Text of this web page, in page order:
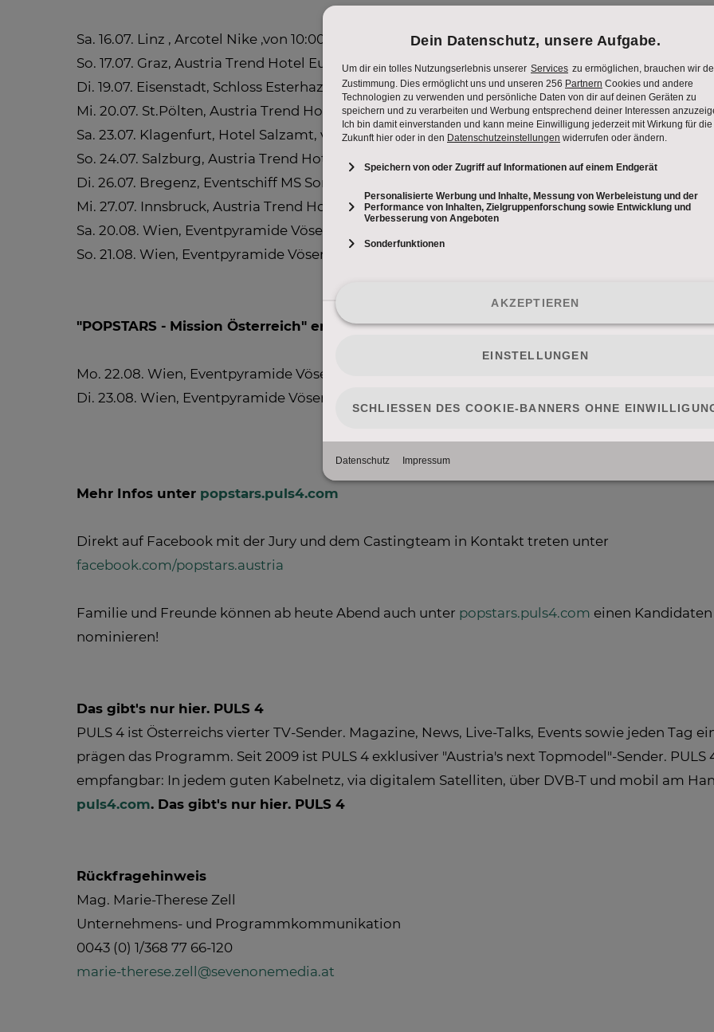
Sa. 16.07. Linz , Arcotel Nike ,von 10:00 bis 14:00 Uhr
So. 17.07. Graz, Austria Trend Hotel Europa , von 10:00 bis 14:00 Uhr
Di. 19.07. Eisenstadt, Schloss Esterhazy, von 10:00 bis 14:00 Uhr
Mi. 20.07. St.Pölten, Austria Trend Hotel, von 10:00 bis 14:00 Uhr
Sa. 23.07. Klagenfurt, Hotel Salzamt, von 10:00 bis 14:00 Uhr
So. 24.07. Salzburg, Austria Trend Hotel Salzburg West, von 10:00 bis 14:00 Uhr
Di. 26.07. Bregenz, Eventschiff MS Sonnenkönigin (Hafen Bregenz, liegend am Pier 3), von 10:00
Mi. 27.07. Innsbruck, Austria Trend Hotel Kongress, von 10:00 bis 14:00 Uhr
Sa. 20.08. Wien, Eventpyramide Vösendorf , von 10:00 bis 14:00 Uhr
So. 21.08. Wien, Eventpyramide Vösendorf , von 10:00 bis 14:00 Uhr
"POPSTARS - Mission Österreich" er große Recall
Mo. 22.08. Wien, Eventpyramide Vösendorf
Di. 23.08. Wien, Eventpyramide Vösendorf
Mehr Infos unter popstars.puls4.com
Direkt auf Facebook mit der Jury und dem Castingteam in Kontakt treten unter
facebook.com/popstars.austria
Familie und Freunde können ab heute Abend auch unter popstars.puls4.com einen Kandidaten
nominieren!
Das gibt's nur hier. PULS 4
PULS 4 ist Österreichs vierter TV-Sender. Magazine, News, Live-Talks, Events sowie jeden Tag
prägen das Programm. Seit 2009 ist PULS 4 exklusiver "Austria's next Topmodel"-Sender.
empfangbar: In jedem guten Kabelnetz, via digitalem Satelliten, über DVB-T und mobil am
puls4.com. Das gibt's nur hier. PULS 4
Rückfragehinweis
Mag. Marie-Therese Zell
Unternehmens- und Programmkommunikation
0043 (0) 1/368 77 66-120
marie-therese.zell@sevenonemedia.at